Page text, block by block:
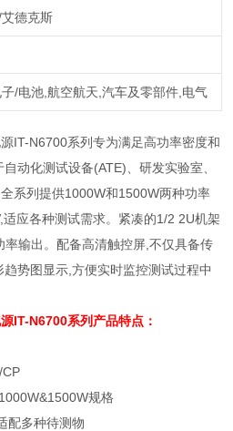
德克斯
/电池,航空航天,汽车及零部件,电气
IT-N6700系列专为满足高功率密度和
动化测试设备(ATE)、研发实验室、
系列提供1000W和1500W两种功率
应各种测试需求。紧凑的1/2 2U机架
输出。配备高清触控屏,不仅具备传
势图显示,方便实时监控测试过程中
IT-N6700系列产品特点：
CP
规格
配多种待测物